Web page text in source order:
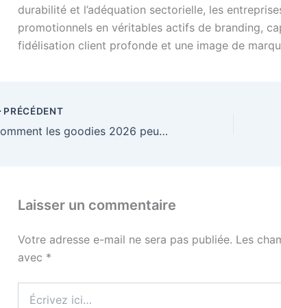
durabilité et l’adéquation sectorielle, les
promotionnels en véritables actifs de branding,
fidélisation client profonde et une image de
PRÉCÉDENT
Comment les goodies 2026 peuvent-ils être des ambassadeurs de votre mission sociale ?
Laisser un commentaire
Votre adresse e-mail ne sera pas publiée. Les
avec *
ici…